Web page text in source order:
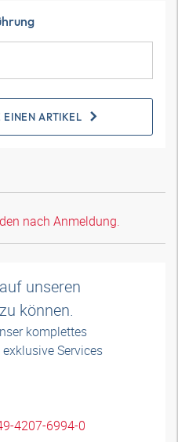
EINEN ARTIKEL
nach Anmeldung.
unseren
können.
komplettes
Services
4207-6994-0